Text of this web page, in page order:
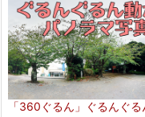
「360ぐるん」ぐるんぐ